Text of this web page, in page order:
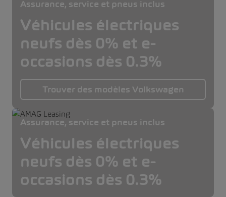
Assurance, service et pneus inclus
Véhicules électriques
neufs dès 0% et e-
occasions dès 0.3%
Trouver des modèles Volkswagen
Assurance, service et pneus inclus
Véhicules électriques
neufs dès 0% et e-
occasions dès 0.3%